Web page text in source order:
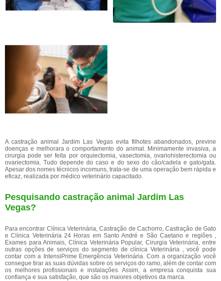
A castração animal Jardim Las Vegas evita filhotes abandonados, previne
doenças e melhorara o comportamento do animal. Minimamente invasiva, a
cirurgia pode ser feita por orquiectomia, vasectomia, ovariohisterectomia ou
ovariectomia. Tudo depende do caso e do sexo do cão/cadela e gato/gata.
Apesar dos nomes técnicos incomuns, trata-se de uma operação bem rápida e
eficaz, realizada por médico veterinário capacitado.
Pesquisando castração animal Jardim Las
Vegas?
Para encontrar Clínica Veterinária, Castração de Cachorro, Castração de Gato
e Clínica Veterinária 24 Horas em Santo André e São Caetano e regiões ,
Exames para Animais, Clínica Veterinária Popular, Cirurgia Veterinária, entre
outras opções de serviços do segmento de clínica Veterinária , você pode
contar com a IntensiPrime Emergência Veterinária. Com a organização você
consegue tirar as suas dúvidas sobre os serviços do ramo, além de contar com
os melhores profissionais e instalações. Assim, a empresa conquista sua
confiança e sua satisfação, que são os maiores objetivos da marca.